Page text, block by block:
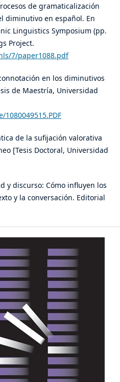
de gramaticalización
diminutivo en español. En
Linguistics Symposium (pp.
Project.
7/paper1088.pdf
en los diminutivos
de Maestría, Universidad
de la sufijación valorativa
[Tesis Doctoral, Universidad
y discurso: Cómo influyen los
y la conversación. Editorial